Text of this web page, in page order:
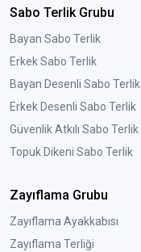
Sabo Terlik Grubu
Bayan Sabo Terlik
Erkek Sabo Terlik
Bayan Desenli Sabo Terlik
Erkek Desenli Sabo Terlik
Güvenlik Atkılı Sabo Terlik
Topuk Dikeni Sabo Terlik
Zayıflama Grubu
Zayıflama Ayakkabısı
Zayıflama Terliği